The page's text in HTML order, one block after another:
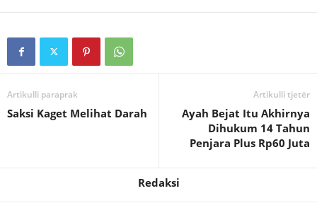
Artikulli paraprak
Saksi Kaget Melihat Darah
Artikulli tjetër
Ayah Bejat Itu Akhirnya
Dihukum 14 Tahun
Penjara Plus Rp60 Juta
Redaksi